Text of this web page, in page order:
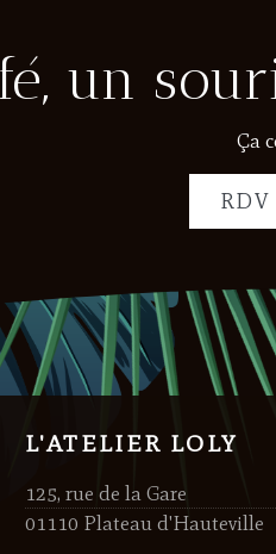
un
Ça
L'ATELIER LOLY
125, rue de la Gare
01110 Plateau d'Hauteville